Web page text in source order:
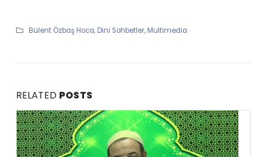
Bülent Özbaş Hoca, Dini Sohbetler, Multimedia
RELATED POSTS